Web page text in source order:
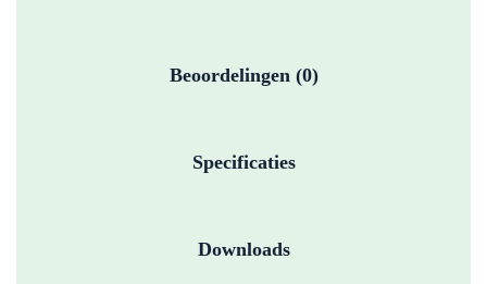
Beoordelingen (0)
Specificaties
Downloads